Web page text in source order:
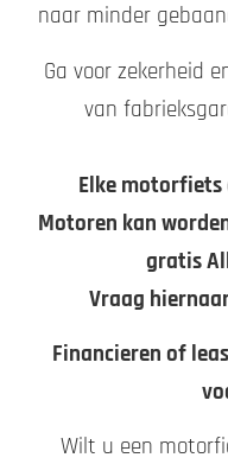
naar minder
Ga voor zekerheid
van
Elke motorfiets
Motoren kan
gratis
Vraag
Financieren of
Wilt u een